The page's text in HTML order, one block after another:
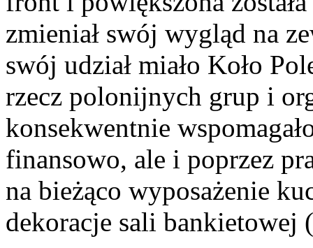
zmieniał swój wygląd na
swój udział miało Koło
rzecz polonijnych grup i
konsekwentnie
finansowo, ale i poprzez
na bieżąco wyposażenie
dekoracje sali bankietowej